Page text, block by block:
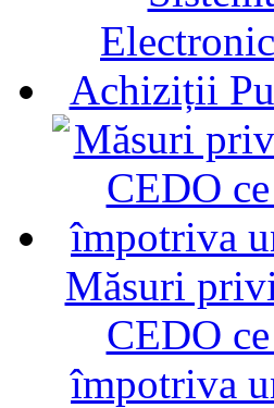
Măsuri
CEDO
împotriva